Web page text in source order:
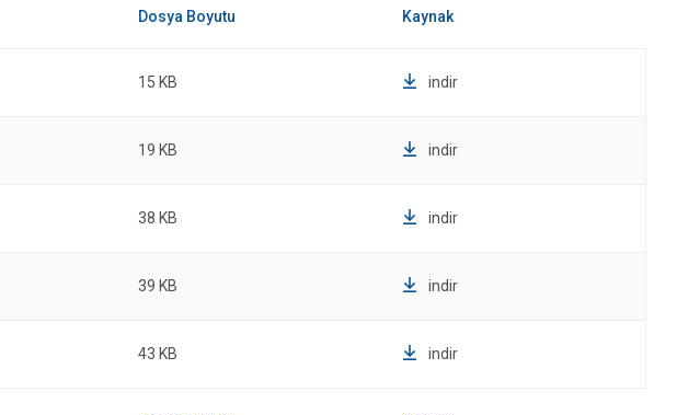
15 KB indir
19 KB indir
38 KB indir
39 KB indir
43 KB indir